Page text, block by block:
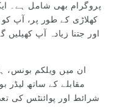
کھلاڑی کے طور پر، آپ
اور جتنا زیادہ آپ
ان میں ویلکم بونس،
مقابلے کے ساتھ
شرائط اور پوائنٹس کی